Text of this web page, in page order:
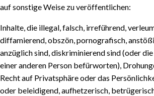
auf sonstige Weise zu veröffentlichen:
Inhalte, die illegal, falsch, irreführend,
diffamierend, obszön, pornografisch,
anzüglich sind, diskriminierend sind (oder
einer anderen Person befürworten),
Recht auf Privatsphäre oder das
oder beleidigend, aufhetzerisch,